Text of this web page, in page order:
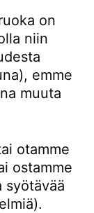
on
niin
emme
muuta
otamme
ostamme
syötävää